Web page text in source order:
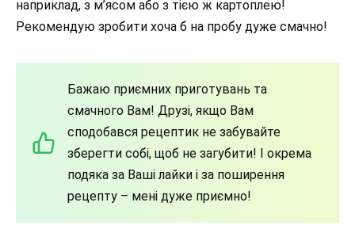
наприклад, з м’ясом або з тією ж картоплею!
Рекомендую зробити хоча б на пробу дуже смачно!
Бажаю приємних приготувань та
смачного Вам! Друзі, якщо Вам
сподобався рецептик не забувайте
зберегти собі, щоб не загубити! І окрема
подяка за Ваші лайки і за поширення
рецепту – мені дуже приємно!